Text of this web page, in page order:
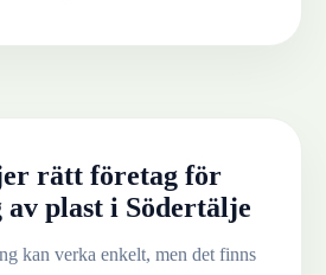
rätt företag för
av plast i Södertälje
kan verka enkelt, men det finns